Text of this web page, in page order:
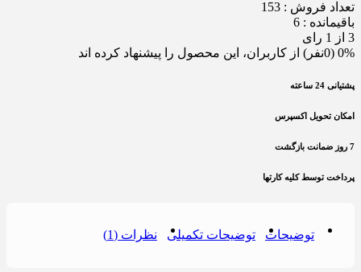
تعداد فروش : 153
باقیمانده : 6
3 از 1 رای
0% (0نفر) از کاربران، این محصول را پیشنهاد کرده اند
پشتیانی 24 ساعته
امکان تحویل اکسپرس
7 روز ضمانت بازگشت
پرداخت توسط کلیه کارتها
توضیحات توضیحات تکمیلی نظرات (1)